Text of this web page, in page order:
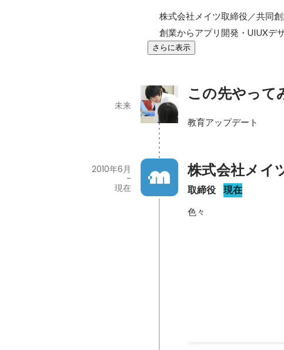
株式会社メイツ取締役／共同
創業からアプリ開発・UIUXデ
さらに表示
この先やって
未来
教育アップデート
株式会社メイ
取締役 現在
2010年6月
-
現在
色々